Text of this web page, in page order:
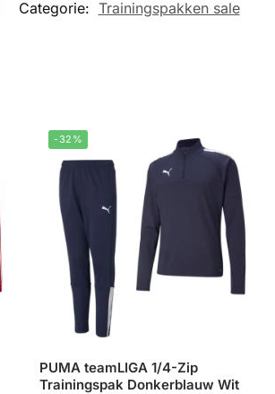
Categorie: Trainingspakken sale
-32%
PUMA teamLIGA 1/4-Zip
Trainingspak Donkerblauw Wit